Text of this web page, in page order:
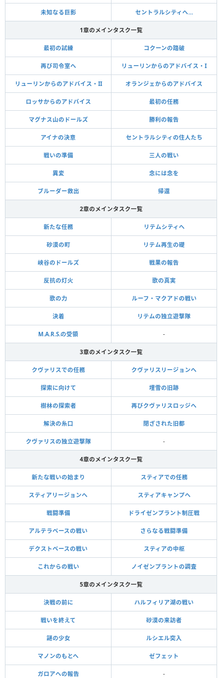
未知なる巨影 セントラルシティへ…
1章のメインタスク一覧
最初の試練 コクーンの踏破
再び司令室へ リューリンからのアドバイス・I
リューリンからのアドバイス・II オランジェからのアドバイス
ロッサからのアドバイス 最初の任務
マグナス山のドールズ 勝利の報告
アイナの決意 セントラルシティの住人たち
戦いの準備 三人の戦い
異変 念には念を
ブルーダー救出 帰還
2章のメインタスク一覧
新たな任務 リテムシティへ
砂漠の町 リテム再生の礎
峡谷のドールズ 戦果の報告
反抗の灯火 歌の真実
歌の力 ルーフ・マクアドの戦い
決着 リテムの独立遊撃隊
M.A.R.S.の受領 -
3章のメインタスク一覧
クヴァリスでの任務 クヴァリスリージョンへ
探索に向けて 埋雪の旧跡
樹林の探索者 再びクヴァリスロッジへ
解決の糸口 閉ざされた旧都
クヴァリスの独立遊撃隊 -
4章のメインタスク一覧
新たな戦いの始まり スティアでの任務
スティアリージョンへ スティアキャンプへ
戦闘準備 ドライゼンプラント制圧戦
アルテラベースの戦い さらなる戦闘準備
デクストベースの戦い スティアの中枢
これからの戦い ノイゼンプラントの調査
5章のメインタスク一覧
決戦の前に ハルフィリア湖の戦い
戦いを終えて 砂漠の来訪者
謎の少女 ルシエル突入
マノンのもとへ ゼフェット
ガロアへの報告 -